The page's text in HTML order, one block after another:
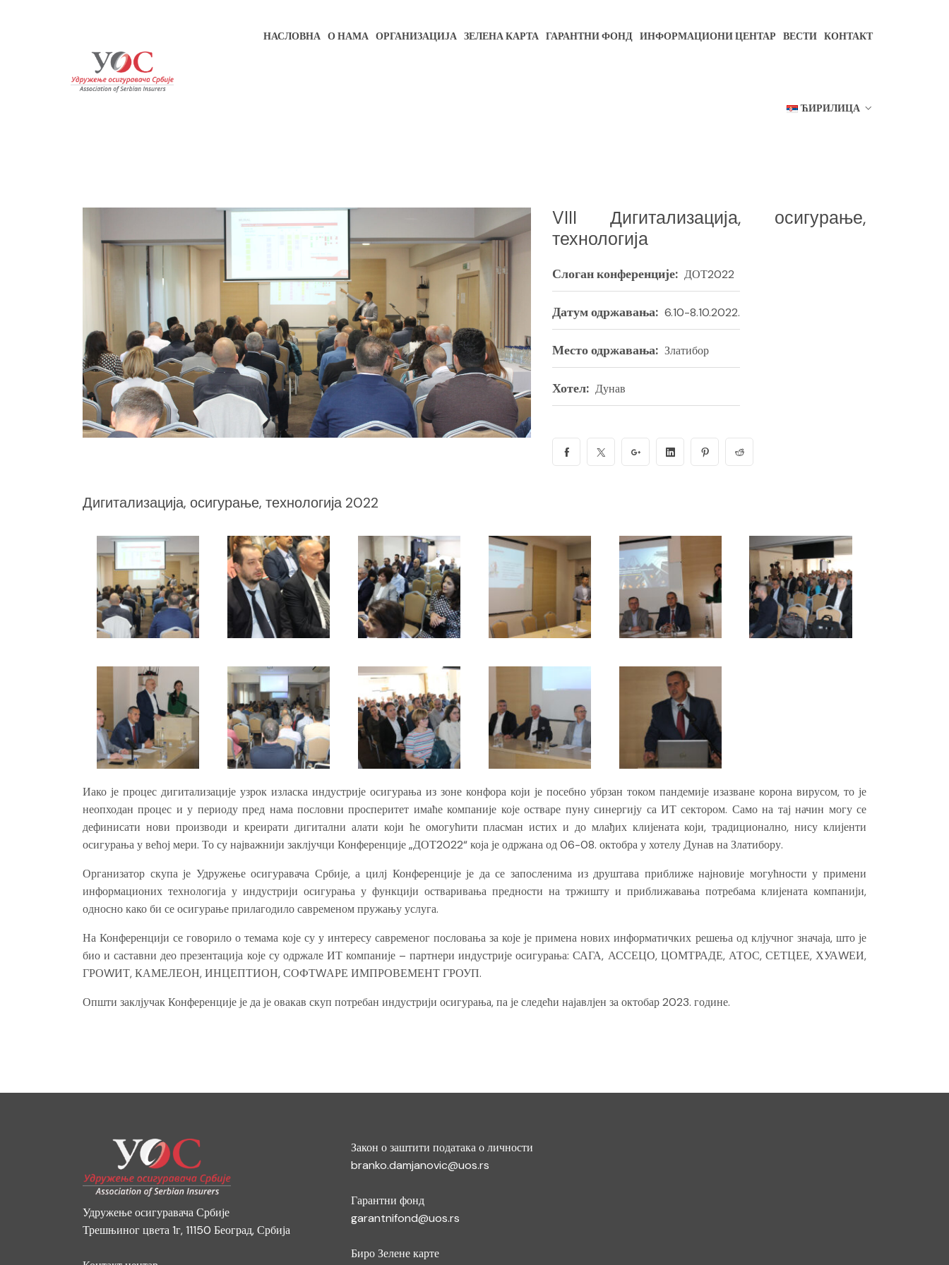
НАСЛОВНА О НАМА ОРГАНИЗАЦИЈА ЗЕЛЕНА КАРТА ГАРАНТНИ ФОНД ИНФОРМАЦИОНИ ЦЕНТАР ВЕСТИ КОНТАКТ
ЋИРИЛИЦА
VIII Дигитализација, осигурање,
технологија
Слоган конференције: ДОТ2022
Датум одржавања: 6.10-8.10.2022.
Место одржавања: Златибор
Хотел: Дунав
Дигитализација, осигурање, технологија 2022
Иако је процес дигитализације узрок изласка индустрије осигурања из зоне конфора који је посебно убрзан током пандемије изазване корона вирусом, то је
неопходан процес и у периоду пред нама пословни просперитет имаће компаније које остваре пуну синергију са ИТ сектором. Само на тај начин могу се
дефинисати нови производи и креирати дигитални алати који ће омогућити пласман истих и до млађих клијената који, традиционално, нису клијенти
осигурања у већој мери. То су најважнији заклјучци Конференције „ДОТ2022“ која је одржана од 06-08. октобра у хотелу Дунав на Златибору.
Организатор скупа је Удружење осигуравача Србије, а цилј Конференције је да се запосленима из друштава приближе најновије могућности у примени
информационих технологија у индустрији осигурања у функцији остваривања предности на тржишту и приближавања потребама клијената компанији,
односно како би се осигурање прилагодило савременом пружању услуга.
На Конференцији се говорило о темама које су у интересу савременог пословања за које је примена нових информатичких решења од клјучног значаја, што је
био и саставни део презентација које су одржале ИТ компаније – партнери индустрије осигурања: САГА, АССЕЦО, ЦОМТРАДЕ, АТОС, СЕТЦЕЕ, ХУАWЕИ,
ГРОWИТ, КАМЕЛЕОН, ИНЦЕПТИОН, СОФТWАРЕ ИМПРОВЕМЕНТ ГРОУП.
Општи заклјучак Конференције је да је овакав скуп потребан индустрији осигурања, па је следећи најавлјен за октобар 2023. године.
Удружење осигуравача Србије
Трешњиног цвета 1г, 11150 Београд, Србија
Закон о заштити података о личности
branko.damjanovic@uos.rs
Гарантни фонд
garantnifond@uos.rs
Биро Зелене карте